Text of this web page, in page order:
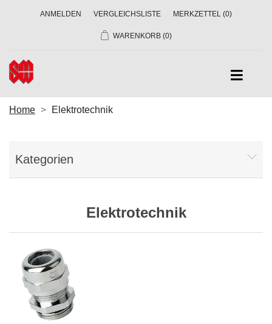
ANMELDEN VERGLEICHSLISTE MERKZETTEL (0)
WARENKORB (0)
Home Elektrotechnik
Kategorien
Elektrotechnik